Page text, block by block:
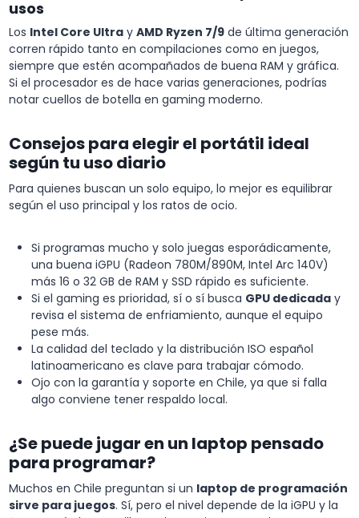
usos
Los Intel Core Ultra y AMD Ryzen 7/9 de última generación
corren rápido tanto en compilaciones como en juegos,
siempre que estén acompañados de buena RAM y gráfica.
Si el procesador es de hace varias generaciones, podrías
notar cuellos de botella en gaming moderno.
Consejos para elegir el portátil ideal
según tu uso diario
Para quienes buscan un solo equipo, lo mejor es equilibrar
según el uso principal y los ratos de ocio.
Si programas mucho y solo juegas esporádicamente,
una buena iGPU (Radeon 780M/890M, Intel Arc 140V)
más 16 o 32 GB de RAM y SSD rápido es suficiente.
Si el gaming es prioridad, sí o sí busca GPU dedicada y
revisa el sistema de enfriamiento, aunque el equipo
pese más.
La calidad del teclado y la distribución ISO español
latinoamericano es clave para trabajar cómodo.
Ojo con la garantía y soporte en Chile, ya que si falla
algo conviene tener respaldo local.
¿Se puede jugar en un laptop pensado
para programar?
Muchos en Chile preguntan si un laptop de programación
sirve para juegos. Sí, pero el nivel depende de la iGPU y la